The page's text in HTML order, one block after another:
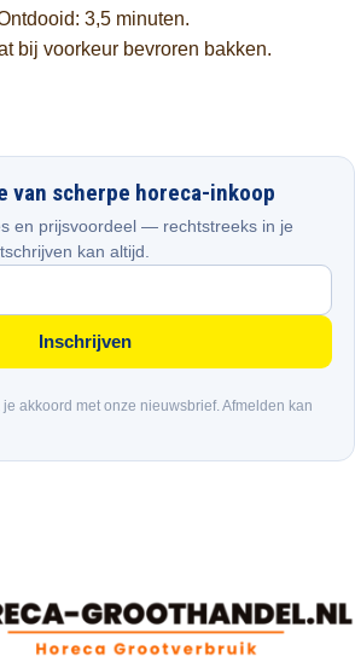
3,5 minuten.
bij voorkeur bevroren bakken.
van scherpe horeca-inkoop
en prijsvoordeel — rechtstreeks in je
kan altijd.
Inschrijven
je akkoord met onze nieuwsbrief. Afmelden kan